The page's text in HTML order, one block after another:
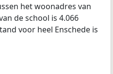
het woonadres van
de school is 4.066
voor heel Enschede is